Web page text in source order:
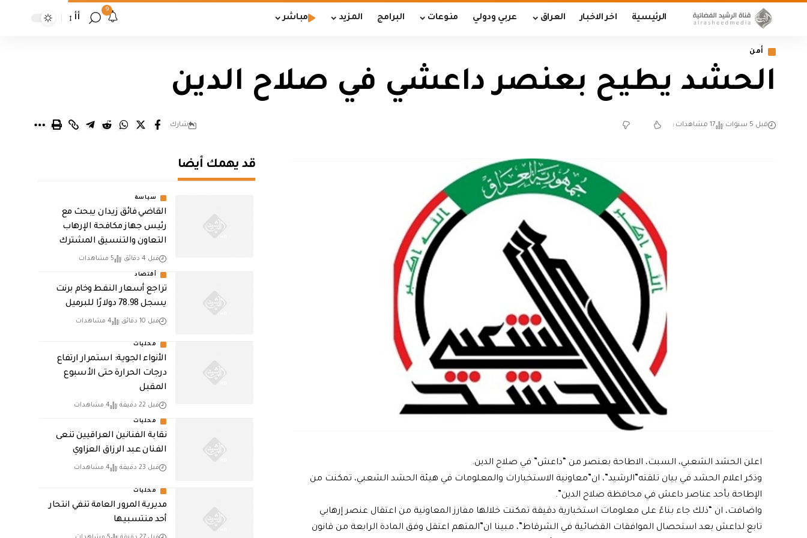
الرئيسية اخر الاخبار العراق عربي ودولي منوعات البرامج المزيد مباشر
9
أأ
أمن
الحشد يطيح بعنصر داعشي في صلاح الدين
قبل 5 سنوات 17 مشاهدات شارك
اعلن الحشد الشعبي، السبت، الاطاحة بعنصر من “داعش” في صلاح الدين.
وذكر اعلام الحشد في بيان تلقته”الرشيد”، ان”معاونية الاستخبارات والمعلومات في هيئة الحشد الشعبي، تمكنت من
الإطاحة بأحد عناصر داعش في محافظة صلاح الدين”.
واضافت، ان “ذلك جاء بناءً على معلومات استخبارية دقيقة تمكنت خلالها مفارز المعاونية من اعتقال عنصر إرهابي
تابع لداعش بعد استحصال الموافقات القضائية في الشرقاط”، مبينا ان”المتهم اعتقل وفق المادة الرابعة من قانون
قد يهمك أيضا
سياسة
القاضي فائق زيدان يبحث مع
رئيس جهاز مكافحة الإرهاب
التعاون والتنسيق المشترك
قبل 4 دقائق 5 مشاهدات
أقتصاد
تراجع أسعار النفط وخام برنت
يسجل 78.98 دولارًا للبرميل
قبل 10 دقائق 4 مشاهدات
محليات
الأنواء الجوية: استمرار ارتفاع
درجات الحرارة حتى الأسبوع
المقبل
قبل 22 دقيقة 4 مشاهدات
محليات
نقابة الفنانين العراقيين تنعى
الفنان عبد الرزاق العزاوي
قبل 23 دقيقة 4 مشاهدات
محليات
مديرية المرور العامة تنفي انتحار
أحد منتسبيها